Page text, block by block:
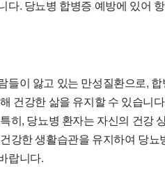
다. 당뇨병 합병증 예방에 있어
들이 앓고 있는 만성질환으로,
건강한 삶을 유지할 수 있습니
히, 당뇨병 환자는 자신의 건강
강한 생활습관을 유지하여 당
랍니다.